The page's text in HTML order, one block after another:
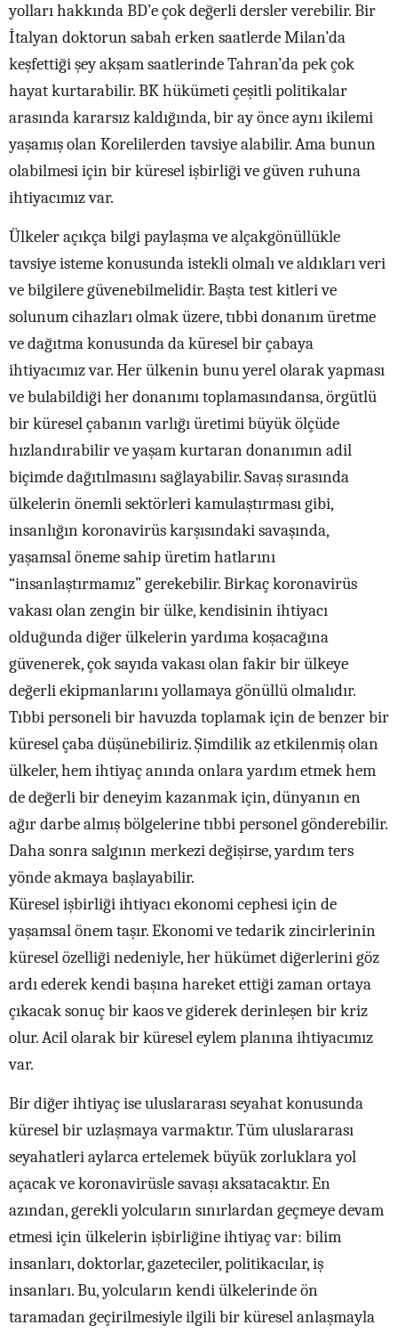
yolları hakkında BD’e çok değerli dersler verebilir. Bir
İtalyan doktorun sabah erken saatlerde Milan’da
keşfettiği şey akşam saatlerinde Tahran’da pek çok
hayat kurtarabilir. BK hükümeti çeşitli politikalar
arasında kararsız kaldığında, bir ay önce aynı ikilemi
yaşamış olan Korelilerden tavsiye alabilir. Ama bunun
olabilmesi için bir küresel işbirliği ve güven ruhuna
ihtiyacımız var.
Ülkeler açıkça bilgi paylaşma ve alçakgönüllükle
tavsiye isteme konusunda istekli olmalı ve aldıkları veri
ve bilgilere güvenebilmelidir. Başta test kitleri ve
solunum cihazları olmak üzere, tıbbi donanım üretme
ve dağıtma konusunda da küresel bir çabaya
ihtiyacımız var. Her ülkenin bunu yerel olarak yapması
ve bulabildiği her donanımı toplamasındansa, örgütlü
bir küresel çabanın varlığı üretimi büyük ölçüde
hızlandırabilir ve yaşam kurtaran donanımın adil
biçimde dağıtılmasını sağlayabilir. Savaş sırasında
ülkelerin önemli sektörleri kamulaştırması gibi,
insanlığın koronavirüs karşısındaki savaşında,
yaşamsal öneme sahip üretim hatlarını
“insanlaştırmamız” gerekebilir. Birkaç koronavirüs
vakası olan zengin bir ülke, kendisinin ihtiyacı
olduğunda diğer ülkelerin yardıma koşacağına
güvenerek, çok sayıda vakası olan fakir bir ülkeye
değerli ekipmanlarını yollamaya gönüllü olmalıdır.
Tıbbipersoneli bir havuzda toplamak için debenzer bir
küresel çaba düşünebiliriz. Şimdilik az etkilenmiş olan
ülkeler, hem ihtiyaç anında onlara yardım etmek hem
de değerli bir deneyim kazanmak için, dünyanın en
ağır darbe almış bölgelerine tıbbi personel gönderebilir.
Daha sonra salgının merkezi değişirse, yardım ters
yönde akmaya başlayabilir.
Küresel işbirliği ihtiyacı ekonomi cephesi için de
yaşamsal önem taşır. Ekonomi ve tedarik zincirlerinin
küresel özelliği nedeniyle, her hükümet diğerlerini göz
ardı ederek kendi başına hareket ettiği zaman ortaya
çıkacak sonuç bir kaos ve giderek derinleşen bir kriz
olur. Acil olarak bir küresel eylem planına ihtiyacımız
var.
Bir diğer ihtiyaç ise uluslararası seyahat konusunda
küresel bir uzlaşmaya varmaktır. Tüm uluslararası
seyahatleri aylarca ertelemek büyük zorluklara yol
açacak ve koronavirüsle savaşı aksatacaktır. En
azından, gerekli yolcuların sınırlardan geçmeye devam
etmesi için ülkelerin işbirliğine ihtiyaç var: bilim
insanları, doktorlar, gazeteciler, politikacılar, iş
insanları. Bu, yolcuların kendi ülkelerinde ön
taramadan geçirilmesiyle ilgili bir küresel anlaşmayla